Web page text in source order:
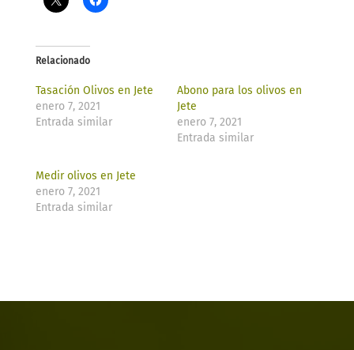
Relacionado
Tasación Olivos en Jete
enero 7, 2021
Entrada similar
Abono para los olivos en
Jete
enero 7, 2021
Entrada similar
Medir olivos en Jete
enero 7, 2021
Entrada similar